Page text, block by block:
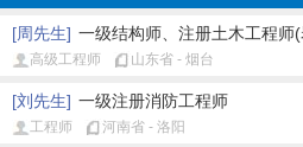
[周先生] 一级结构师、注册土木工程师
高级工程师
山东省 - 烟台
[刘先生] 一级注册消防工程师
工程师
河南省 - 洛阳